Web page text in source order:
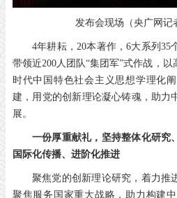
发布会现场（央广网记
4年耕耘，20本著作，6大系列35
带领近200人团队“集团军”式作战，以
时代中国特色社会主义思想学理化
建，用党的创新理论凝心铸魂，助力
展。
一份厚重献礼，坚持整体化研究
国际化传播、进阶化推进
聚焦党的创新理论研究，着力推
聚焦服务国家重大战略，助力构建